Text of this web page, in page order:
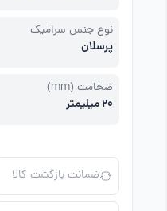
نوع جنس سرامیک
پرسلان
ضخامت (mm)
20 میلیمتر
ضمانت بازگشت کالا